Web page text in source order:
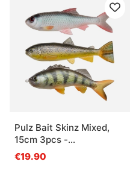
Pulz Bait Skinz Mixed,
15cm 3pcs -
Roach/Perch/Brown
Trout
€19.90